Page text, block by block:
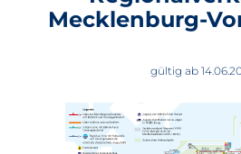
Mecklenburg-
gültig ab